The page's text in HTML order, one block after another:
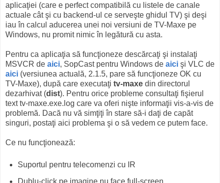
aplicaţiei (care e perfect compatibilă cu listele de canale
actuale cât şi cu backend-ul ce serveşte ghidul TV) şi deşi
iau în calcul aducerea unei noi versiuni de TV-Maxe pe
Windows, nu promit nimic în legătură cu asta.
Pentru ca aplicaţia să funcţioneze descărcaţi şi instalaţi
MSVCR de aici, SopCast pentru Windows de aici şi VLC de
aici (versiunea actuală, 2.1.5, pare să funcţioneze OK cu
TV-Maxe), după care executaţi tv-maxe din directorul
dezarhivat (dist). Pentru orice probleme consultaţi fişierul
text tv-maxe.exe.log care va oferi nişte informaţii vis-a-vis de
problemă. Dacă nu vă simţiţi în stare să-i daţi de capăt
singuri, postaţi aici problema şi o să vedem ce putem face.
Ce nu funcţionează:
Suportul pentru telecomenzi cu IR
Dublu-click pe imagine nu face full-screen